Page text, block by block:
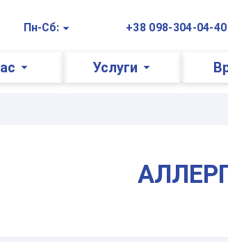
Пн-Сб: +38 098-304-04-40
Услуги